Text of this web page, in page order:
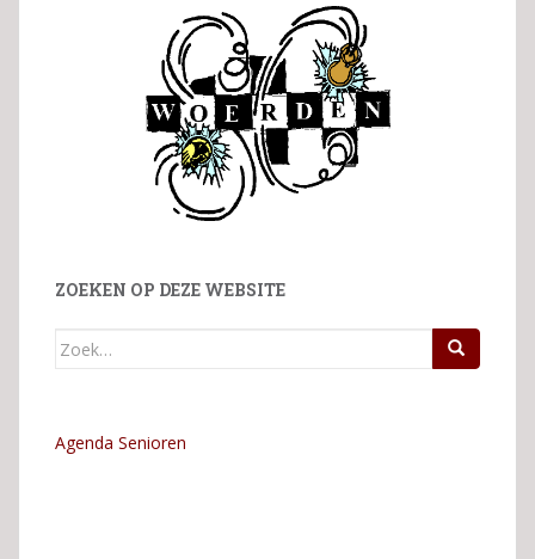
ZOEKEN OP DEZE WEBSITE
Zoek
Agenda Senioren